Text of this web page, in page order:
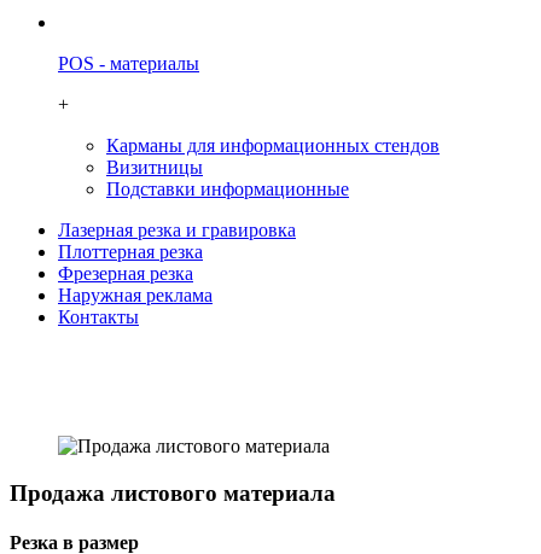
POS - материалы
+
Карманы для информационных стендов
Визитницы
Подставки информационные
Лазерная резка и гравировка
Плоттерная резка
Фрезерная резка
Наружная реклама
Контакты
Продажа листового материала
Резка в размер